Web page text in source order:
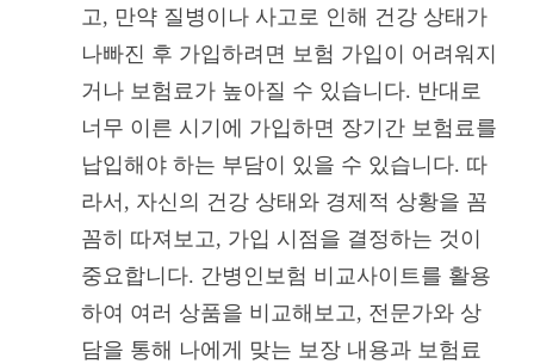
고, 만약 질병이나 사고로 인해 건강 상태가
나빠진 후 가입하려면 보험 가입이 어려워지
거나 보험료가 높아질 수 있습니다. 반대로
너무 이른 시기에 가입하면 장기간 보험료를
납입해야 하는 부담이 있을 수 있습니다. 따
라서, 자신의 건강 상태와 경제적 상황을 꼼
꼼히 따져보고, 가입 시점을 결정하는 것이
중요합니다. 간병인보험 비교사이트를 활용
하여 여러 상품을 비교해보고, 전문가와 상
담을 통해 나에게 맞는 보장 내용과 보험료